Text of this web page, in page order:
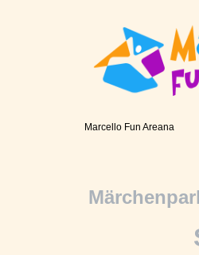
Marcello Fun Areana